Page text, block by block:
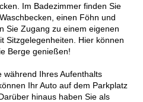
Im Badezimmer finden Sie
einen Föhn und
Sie Zugang zu einem eigenen
Sitzgelegenheiten. Hier können
Berge genießen!
während Ihres Aufenthalts
Ihr Auto auf dem Parkplatz
hinaus haben Sie als